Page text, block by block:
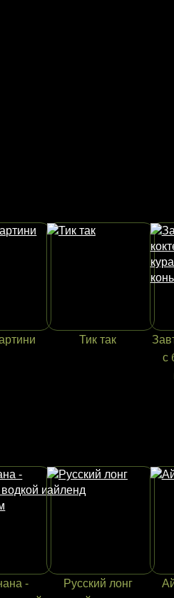
Тик так
с
-
Русский лонг